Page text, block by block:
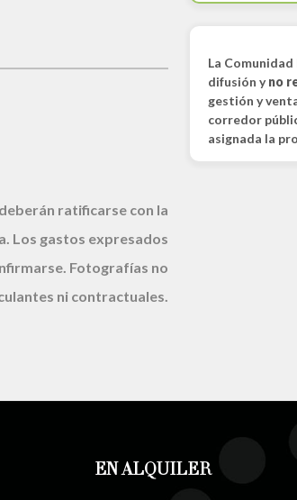
ratificarse con la
Los gastos expresados
Fotografías no
ni contractuales.
La
difusión yno
gestión y
corredor
asignada la
EN ALQUILER